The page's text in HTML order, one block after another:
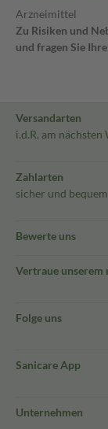
Arzneimittel
Zu Risiken und
und fragen Sie
Versandarten
i.d.R. am nächsten
Zahlarten
sicher und bequem
Bewerte uns
Vertraue unserem
Folge uns
Sanicare App
Unternehmen